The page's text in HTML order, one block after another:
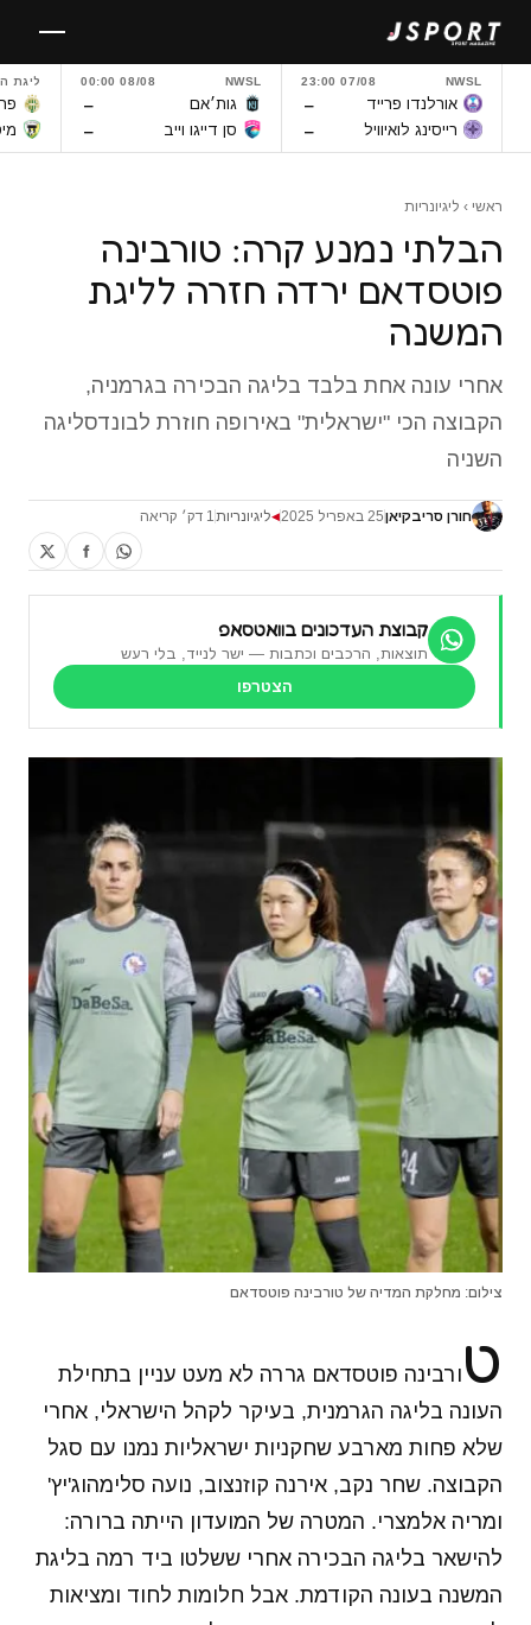
לתוכן
NWSL
07/08 23:00
אורלנדו פרייד –
רייסינג לואיוויל –
NWSL
08/08 00:00
גות׳אם –
סן דייגו וייב –
ליגת
ראשי › ליגיונריות
הבלתי נמנע קרה: טורבינה
פוטסדאם ירדה חזרה לליגת
המשנה
אחרי עונה אחת בלבד בליגה הבכירה בגרמניה,
הקבוצה הכי "ישראלית" באירופה חוזרת לבונדסליגה
השניה
חורן סריבקיאן25 באפריל 2025 ◀ליגיונריות1 דק׳ קריאה
קבוצת העדכונים בוואטסאפ
תוצאות, הרכבים וכתבות — ישר לנייד, בלי רעש
הצטרפו
צילום: מחלקת המדיה של טורבינה פוטסדאם
ט ורבינה פוטסדאם גררה לא מעט עניין בתחילת
העונה בליגה הגרמנית, בעיקר לקהל הישראלי, אחרי
שלא פחות מארבע שחקניות ישראליות נמנו עם סגל
הקבוצה. שחר נקב, אירנה קוזנצוב, נועה סלימהוג'יץ'
ומריה אלמצרי. המטרה של המועדון הייתה ברורה:
להישאר בליגה הבכירה אחרי ששלטו ביד רמה בליגת
המשנה בעונה הקודמת. אבל חלומות לחוד ומציאות